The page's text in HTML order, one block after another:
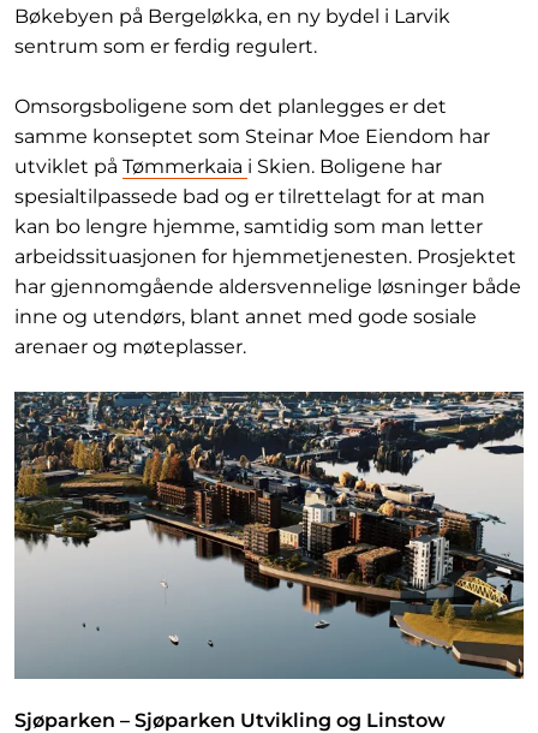
Bøkebyen på Bergeløkka, en ny bydel i Larvik
sentrum som er ferdig regulert.
Omsorgsboligene som det planlegges er det
samme konseptet som Steinar Moe Eiendom har
utviklet på Tømmerkaia i Skien. Boligene har
spesialtilpassede bad og er tilrettelagt for at man
kan bo lengre hjemme, samtidig som man letter
arbeidssituasjonen for hjemmetjenesten. Prosjektet
har gjennomgående aldersvennelige løsninger både
inne og utendørs, blant annet med gode sosiale
arenaer og møteplasser.
Sjøparken – Sjøparken Utvikling og Linstow